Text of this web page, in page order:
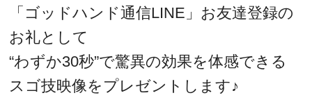
「ゴッドハンド通信LINE」お友達登録の
お礼として
“わずか30秒”で驚異の効果を体感できる
スゴ技映像をプレゼントします♪